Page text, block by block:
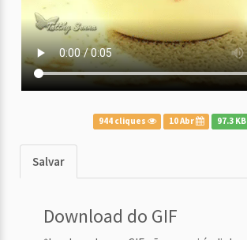
944 cliques 10 Abr 97.3 KB
Salvar
Download do GIF